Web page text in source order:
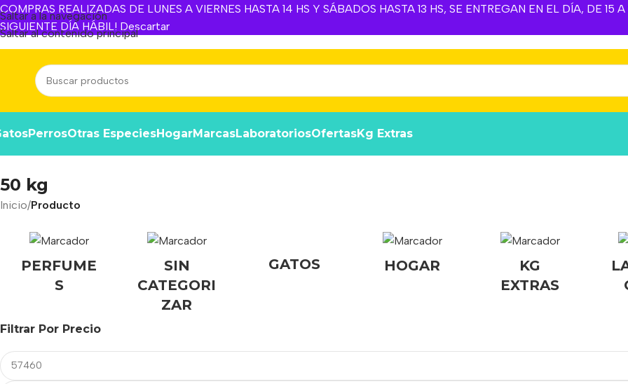
COMPRAS REALIZADAS DE LUNES A VIERNES HASTA 14 HS Y SÁBADOS HASTA 13 HS, SE ENTREGAN EN EL DÍA, DE
SIGUIENTE DÍA HÁBIL! Descartar
Saltar a la navegación
Saltar al contenido principal
PerrosOtras EspeciesHogarMarcasLaboratoriosOfertasKg Extras
50 kg
Inicio/Producto
PERFUME
S
SIN
CATEGORI
ZAR
GATOS HOGAR
KG
EXTRAS
Filtrar Por Precio